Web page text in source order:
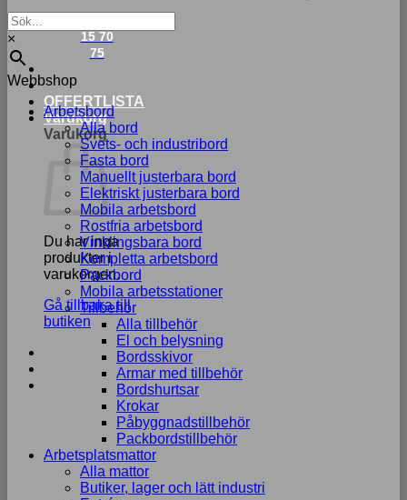
15 70
75
OFFERTLISTA
Varukorg
Varukorg
Du har inga
produkter i
varukorgen.
Gå tillbaka till
butiken
×
Webbshop
Arbetsbord
Alla bord
Svets- och industribord
Fasta bord
Manuellt justerbara bord
Elektriskt justerbara bord
Mobila arbetsbord
Rostfria arbetsbord
Vinklingsbara bord
Kompletta arbetsbord
Packbord
Mobila arbetsstationer
Tillbehör
Alla tillbehör
El och belysning
Bordsskivor
Armar med tillbehör
Bordshurtsar
Krokar
Påbyggnadstillbehör
Packbordstillbehör
Arbetsplatsmattor
Alla mattor
Butiker, lager och lätt industri